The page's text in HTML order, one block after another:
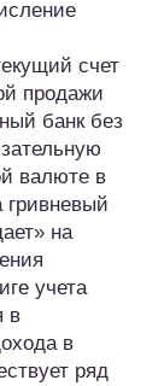
счет
продажи
банк без
валюте в
гривневый
на
учета
в
в
ряд